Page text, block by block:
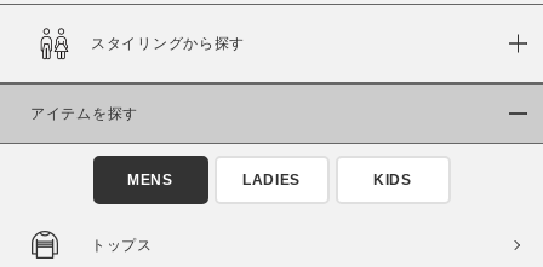
在庫
スタイリングから探す
アイテムを探す
MENS LADIES KIDS
トップス